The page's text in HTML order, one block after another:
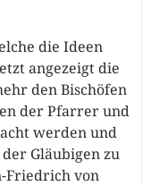
die Ideen
angezeigt die
den Bischöfen
der Pfarrer und
werden und
Gläubigen zu
Friedrich von